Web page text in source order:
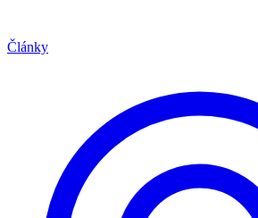
Články